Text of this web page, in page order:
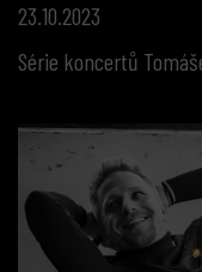
23.10.2023
Série koncertů Tomáše